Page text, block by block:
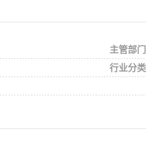
主管部门
行业分类